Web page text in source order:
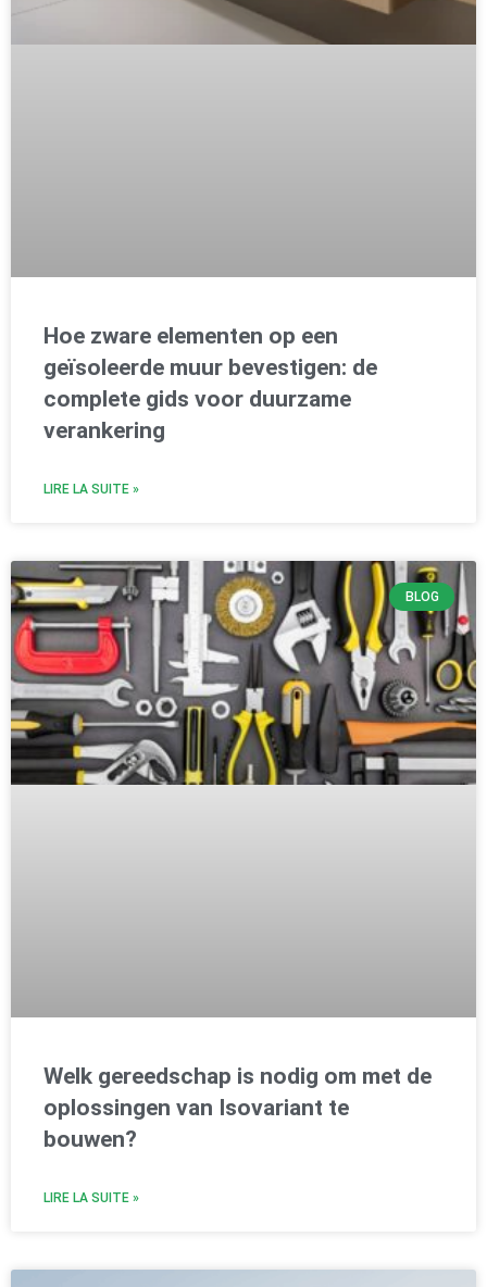
Hoe zware elementen op een
geïsoleerde muur bevestigen: de
complete gids voor duurzame
verankering
LIRE LA SUITE »
BLOG
Welk gereedschap is nodig om met de
oplossingen van Isovariant te
bouwen?
LIRE LA SUITE »